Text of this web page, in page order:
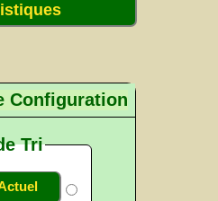
Configuration
Tri